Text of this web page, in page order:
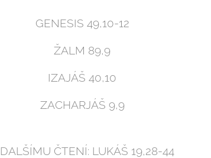
GENESIS 49,10-12
ŽALM 89,9
IZAJÁŠ 40,10
ZACHARJÁŠ 9,9
ČTENÍ: LUKÁŠ 19,28-44